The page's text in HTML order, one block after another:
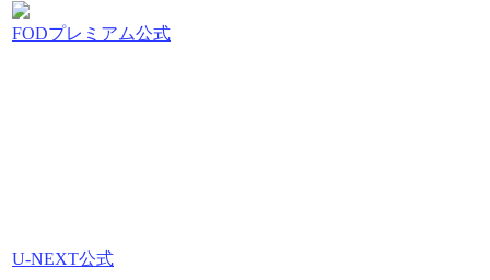
FODプレミアム公式
U-NEXT公式